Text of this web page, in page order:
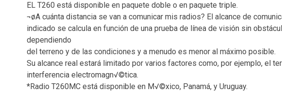
EL T260 está disponible en paquete doble o en paquete triple.
¬øA cuánta distancia se van a comunicar mis radios? El alcance de
indicado se calcula en función de una prueba de línea de visión sin
dependiendo
del terreno y de las condiciones y a menudo es menor al máximo posible.
Su alcance real estará limitado por varios factores como, por ejemplo, el
interferencia electromagn√©tica.
*Radio T260MC está disponible en M√©xico, Panamá, y Uruguay.